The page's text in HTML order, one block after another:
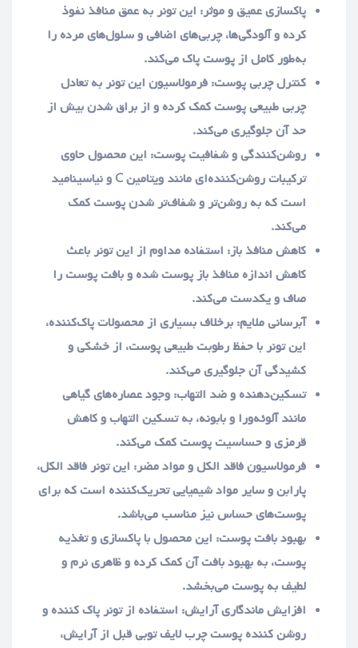
پاکسازی عمیق و موثر: این تونر به عمق منافذ نفوذ
کرده و آلودگی‌ها، چربی‌های اضافی و سلول‌های مرده را
به‌طور کامل از پوست پاک می‌کند.
کنترل چربی پوست: فرمولاسیون این تونر به تعادل
چربی طبیعی پوست کمک کرده و از براق شدن بیش از
حد آن جلوگیری می‌کند.
روشن‌کنندگی و شفافیت پوست: این محصول حاوی
ترکیبات روشن‌کننده‌ای مانند ویتامین C و نیاسینامید
است که به روشن‌تر و شفاف‌تر شدن پوست کمک
می‌کند.
کاهش منافذ باز: استفاده مداوم از این تونر باعث
کاهش اندازه منافذ باز پوست شده و بافت پوست را
صاف و یکدست می‌کند.
آبرسانی ملایم: برخلاف بسیاری از محصولات پاک‌کننده،
این تونر با حفظ رطوبت طبیعی پوست، از خشکی و
کشیدگی آن جلوگیری می‌کند.
تسکین‌دهنده و ضد التهاب: وجود عصاره‌های گیاهی
مانند آلوئه‌ورا و بابونه، به تسکین التهاب و کاهش
قرمزی و حساسیت پوست کمک می‌کند.
فرمولاسیون فاقد الکل و مواد مضر: این تونر فاقد الکل،
پارابن و سایر مواد شیمیایی تحریک‌کننده است که برای
پوست‌های حساس نیز مناسب می‌باشد.
بهبود بافت پوست: این محصول با پاکسازی و تغذیه
پوست، به بهبود بافت آن کمک کرده و ظاهری نرم و
لطیف به پوست می‌بخشد.
افزایش ماندگاری آرایش: استفاده از تونر پاک کننده و
روشن کننده پوست چرب لایف توبی قبل از آرایش،